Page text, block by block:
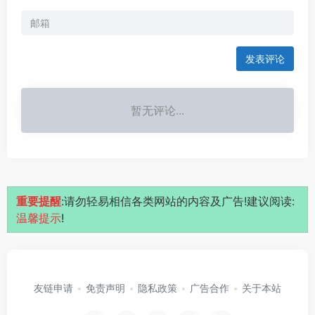
发表评论
暂无评论...
重要提醒:请勿轻易相信各类网站的内容及广告!建议阅读:
温馨提示!
友链申请 免责声明 隐私政策 广告合作 关于本站